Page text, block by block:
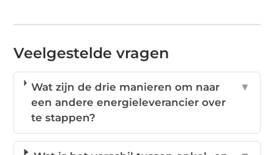
Veelgestelde vragen
Wat zijn de drie manieren om naar
een andere energieleverancier over
te stappen?
▼